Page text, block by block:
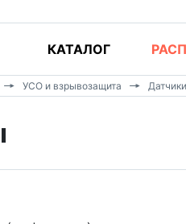
КАТАЛОГ
УСО и взрывозащита Датчики